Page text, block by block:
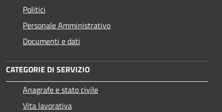
Politici
Personale Amministrativo
Documenti e dati
CATEGORIE DI SERVIZIO
Anagrafe e stato civile
Vita lavorativa